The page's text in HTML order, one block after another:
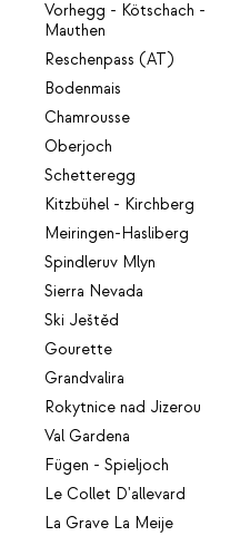
Vorhegg - Kötschach -
Mauthen
Reschenpass (AT)
Bodenmais
Chamrousse
Oberjoch
Schetteregg
Kitzbühel - Kirchberg
Meiringen-Hasliberg
Spindleruv Mlyn
Sierra Nevada
Ski Ještěd
Gourette
Grandvalira
Rokytnice nad Jizerou
Val Gardena
Fügen - Spieljoch
Le Collet D'allevard
La Grave La Meije